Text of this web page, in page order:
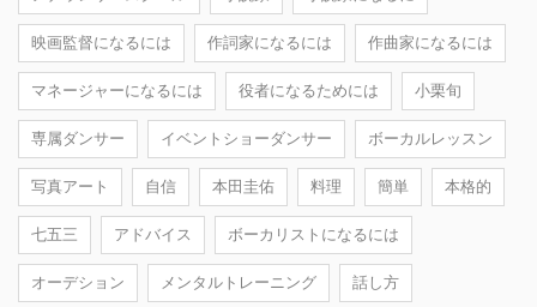
映画監督になるには 作詞家になるには 作曲家になるには
マネージャーになるには 役者になるためには 小栗旬
専属ダンサー イベントショーダンサー ボーカルレッスン
写真アート 自信 本田圭佑 料理 簡単 本格的
七五三 アドバイス ボーカリストになるには
オーデション メンタルトレーニング 話し方